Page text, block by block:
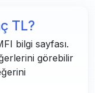
TL?
bilgi sayfası.
görebilir